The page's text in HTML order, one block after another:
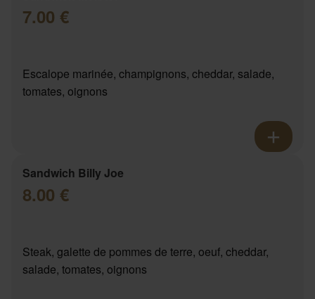
7.00 €
Escalope marinée, champignons, cheddar, salade,
tomates, oignons
Sandwich Billy Joe
8.00 €
Steak, galette de pommes de terre, oeuf, cheddar,
salade, tomates, oignons